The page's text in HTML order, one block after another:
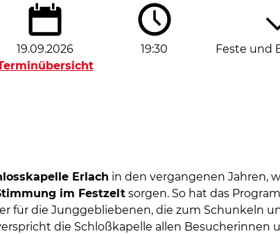
19.09.2026
19:30 Feste und
Erlach in den vergangenen Jahren,
im Festzelt sorgen. So hat das
für die Junggebliebenen, die zum Schunkeln
die Schloßkapelle allen Besucherinnen